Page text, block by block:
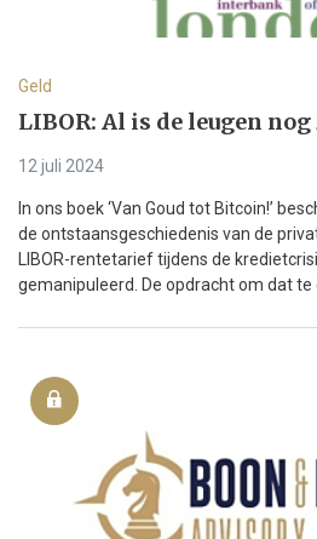
Geld
LIBOR: Al is de leugen
12 juli 2024
In ons boek ‘Van Goud tot Bitcoin!’
de ontstaansgeschiedenis van de
LIBOR-rentetarief tijdens de
gemanipuleerd. De opdracht om dat te